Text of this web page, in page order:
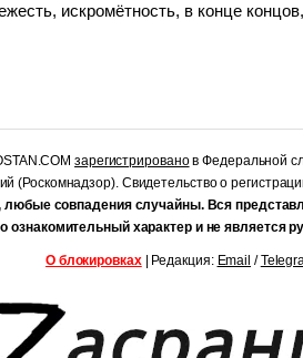
искромётность, в конце
зарегистрированов Федеральной
(Роскомнадзор). Свидетельство о
совпадения случайны. Вся
ознакомительный характер и не является
О блокировках| Редакция: Email /